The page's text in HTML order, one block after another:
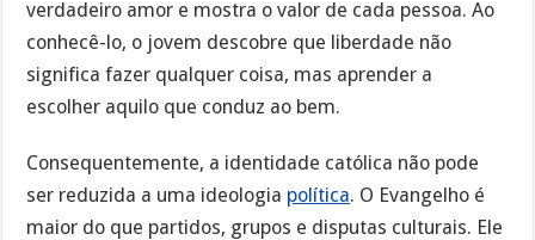
verdadeiro amor e mostra o valor de cada pessoa. Ao
conhecê-lo, o jovem descobre que liberdade não
significa fazer qualquer coisa, mas aprender a
escolher aquilo que conduz ao bem.
Consequentemente, a identidade católica não pode
ser reduzida a uma ideologia política. O Evangelho é
maior do que partidos, grupos e disputas culturais. Ele